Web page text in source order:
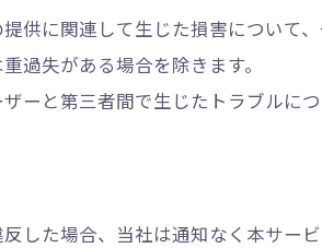
供に関連して生じた損害について
過失がある場合を除きます。
ーと第三者間で生じたトラブルに
した場合、当社は通知なく本サー